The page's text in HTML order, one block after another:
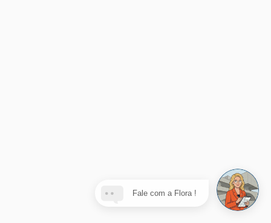
Fale com a Flora !